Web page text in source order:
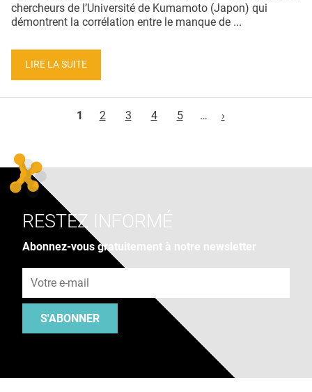
chercheurs de l’Université de Kumamoto (Japon) qui
démontrent la corrélation entre le manque de ...
LIRE LA SUITE
1
2 3 4 5 … ›
RESTEZ INFORMÉ
Abonnez-vous gratuitement à notre newsletter
S'ABONNER